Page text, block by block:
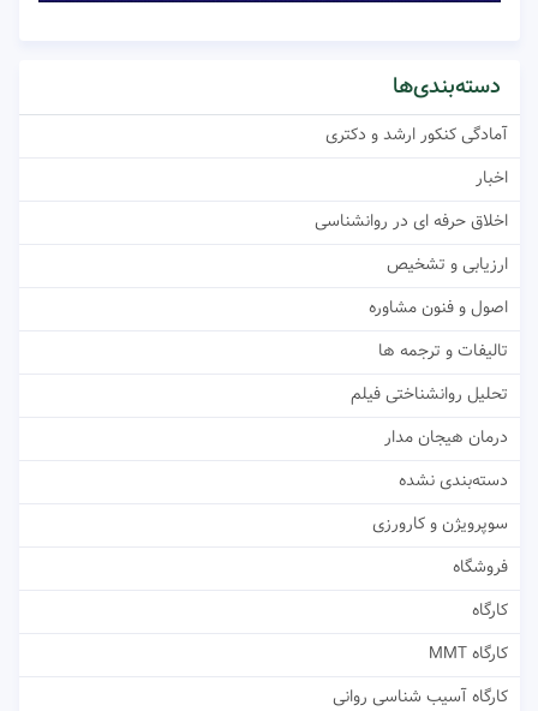
دسته‌بندی‌ها
آمادگی کنکور ارشد و دکتری
اخبار
اخلاق حرفه ای در روانشناسی
ارزیابی و تشخیص
اصول و فنون مشاوره
تالیفات و ترجمه ها
تحلیل روانشناختی فیلم
درمان هیجان مدار
دسته‌بندی نشده
سوپرویژن و کارورزی
فروشگاه
کارگاه
کارگاه MMT
کارگاه آسیب شناسی روانی